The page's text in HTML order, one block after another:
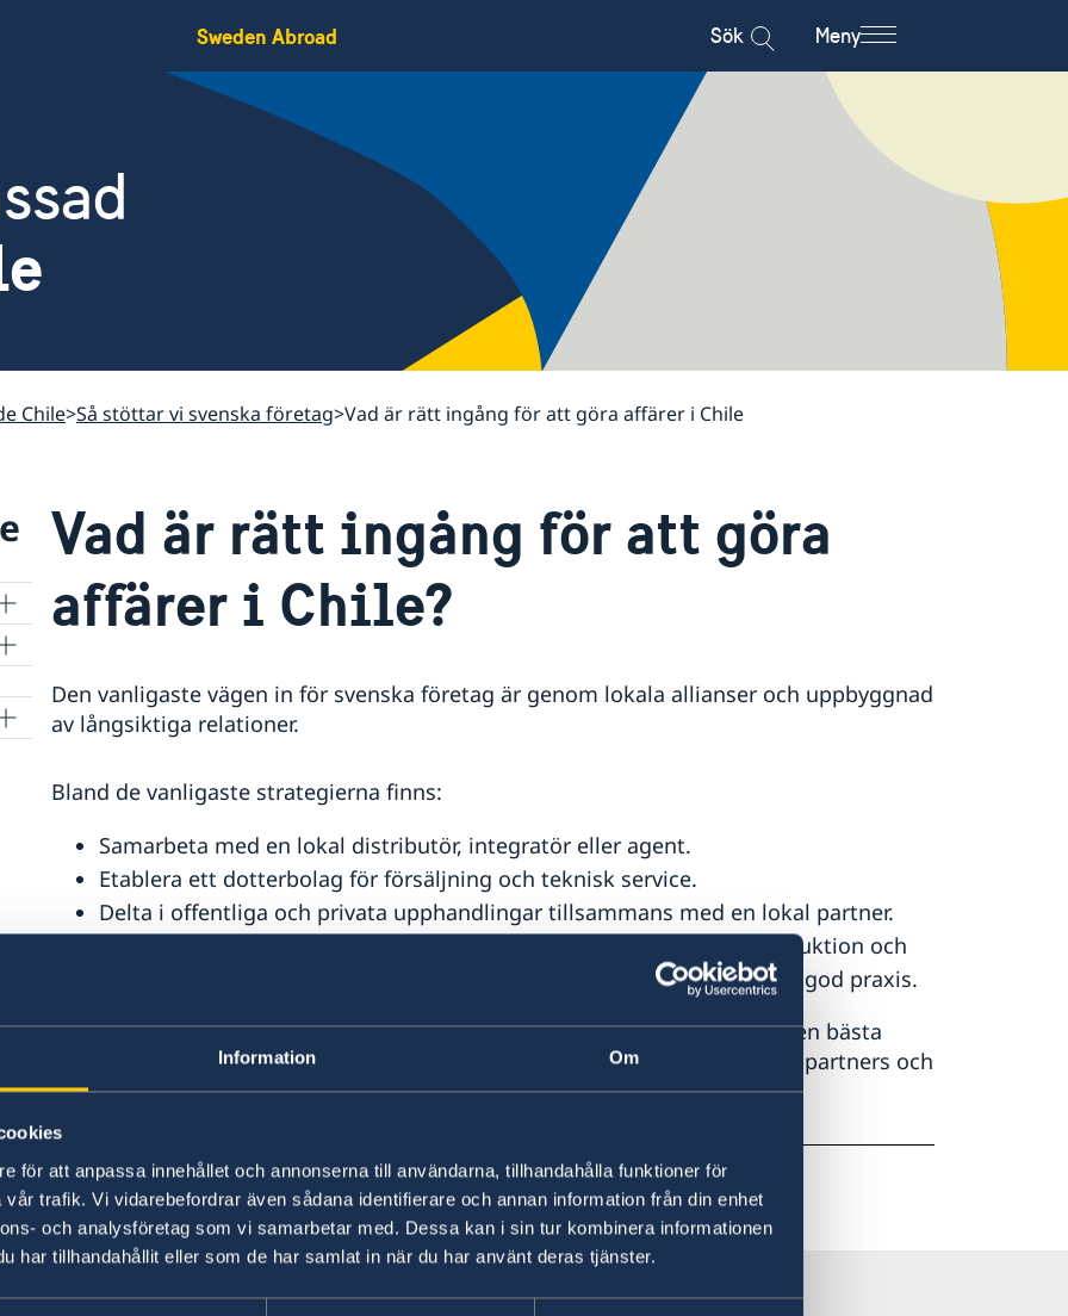
Information Om
för att anpassa innehållet och annonserna till användarna, tillhandahålla funktioner för
trafik. Vi vidarebefordrar även sådana identifierare och annan information från din enhet
och analysföretag som vi samarbetar med. Dessa kan i sin tur kombinera informationen
har tillhandahållit eller som de har samlat in när du har använt deras tjänster.
Sweden Abroad Sök Meny
Chile Så stöttar vi svenska företag Vad är rätt ingång för att göra affärer i Chile
Vad är rätt ingång för att göra
affärer i Chile?
Den vanligaste vägen in för svenska företag är genom lokala allianser och uppbyggnad
av långsiktiga relationer.
Bland de vanligaste strategierna finns:
Samarbeta med en lokal distributör, integratör eller agent.
Etablera ett dotterbolag för försäljning och teknisk service.
Delta i offentliga och privata upphandlingar tillsammans med en lokal partner.
Använda Team Swedens stöd för kontakter, analyser, marknadsintroduktion och
samarbete med andra svenska företag för överföring av kunskap och god praxis.
Business Sweden kan hjälpa svenska företag att utveckla och utvärdera den bästa
strategin för marknadsinträde, med hänsyn till sökandet efter strategiska partners och
potentiella kunder som gör det möjligt att starta verksamheten.
Senast uppdaterad 18 dec. 2025, 14.38